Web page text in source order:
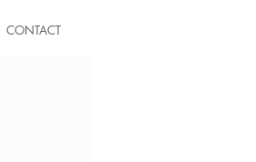
CONTACT